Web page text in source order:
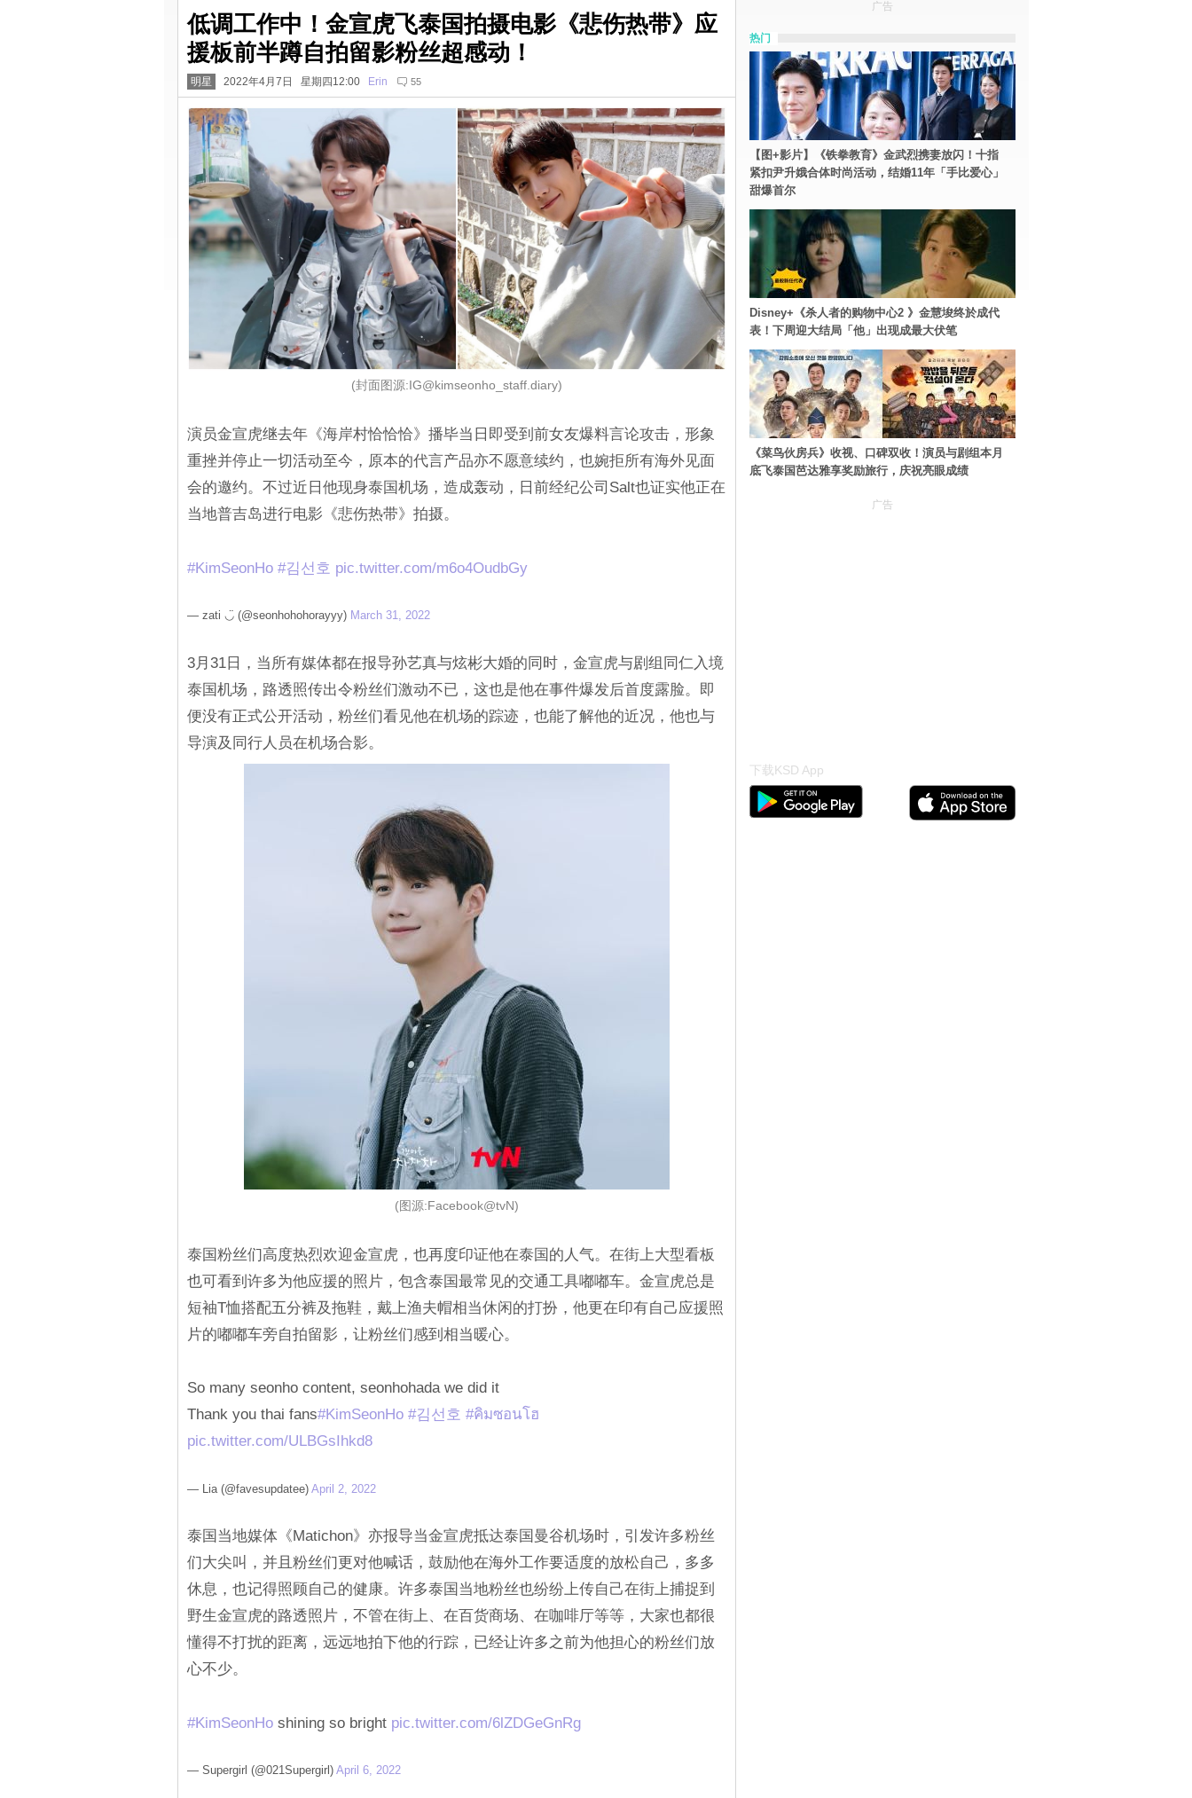
低调工作中！金宣虎飞泰国拍摄电影《悲伤热带》应
援板前半蹲自拍留影粉丝超感动！
明星 2022年4月7日 星期四12:00 Erin 55
(封面图源:IG@kimseonho_staff.diary)
演员金宣虎继去年《海岸村恰恰恰》播毕当日即受到前女友爆料言论攻击，形象
重挫并停止一切活动至今，原本的代言产品亦不愿意续约，也婉拒所有海外见面
会的邀约。不过近日他现身泰国机场，造成轰动，日前经纪公司Salt也证实他正在
当地普吉岛进行电影《悲伤热带》拍摄。
#KimSeonHo #김선호 pic.twitter.com/m6o4OudbGy
— zati ◡̈ (@seonhohohorayyy) March 31, 2022
3月31日，当所有媒体都在报导孙艺真与炫彬大婚的同时，金宣虎与剧组同仁入境
泰国机场，路透照传出令粉丝们激动不已，这也是他在事件爆发后首度露脸。即
便没有正式公开活动，粉丝们看见他在机场的踪迹，也能了解他的近况，他也与
导演及同行人员在机场合影。
(图源:Facebook@tvN)
泰国粉丝们高度热烈欢迎金宣虎，也再度印证他在泰国的人气。在街上大型看板
也可看到许多为他应援的照片，包含泰国最常见的交通工具嘟嘟车。金宣虎总是
短袖T恤搭配五分裤及拖鞋，戴上渔夫帽相当休闲的打扮，他更在印有自己应援照
片的嘟嘟车旁自拍留影，让粉丝们感到相当暖心。
So many seonho content, seonhohada we did it
Thank you thai fans#KimSeonHo #김선호 #คิมซอนโฮ
pic.twitter.com/ULBGsIhkd8
— Lia (@favesupdatee) April 2, 2022
泰国当地媒体《Matichon》亦报导当金宣虎抵达泰国曼谷机场时，引发许多粉丝
们大尖叫，并且粉丝们更对他喊话，鼓励他在海外工作要适度的放松自己，多多
休息，也记得照顾自己的健康。许多泰国当地粉丝也纷纷上传自己在街上捕捉到
野生金宣虎的路透照片，不管在街上、在百货商场、在咖啡厅等等，大家也都很
懂得不打扰的距离，远远地拍下他的行踪，已经让许多之前为他担心的粉丝们放
心不少。
#KimSeonHoshining so bright pic.twitter.com/6lZDGeGnRg
— Supergirl (@021Supergirl) April 6, 2022
广告
热门
【图+影片】《铁拳教育》金武烈携妻放闪！十指
紧扣尹升娥合体时尚活动，结婚11年「手比爱心」
甜爆首尔
Disney+《杀人者的购物中心2 》金慧埈终於成代
表！下周迎大结局「他」出现成最大伏笔
《菜鸟伙房兵》收视、口碑双收！演员与剧组本月
底飞泰国芭达雅享奖励旅行，庆祝亮眼成绩
广告
下载KSD App